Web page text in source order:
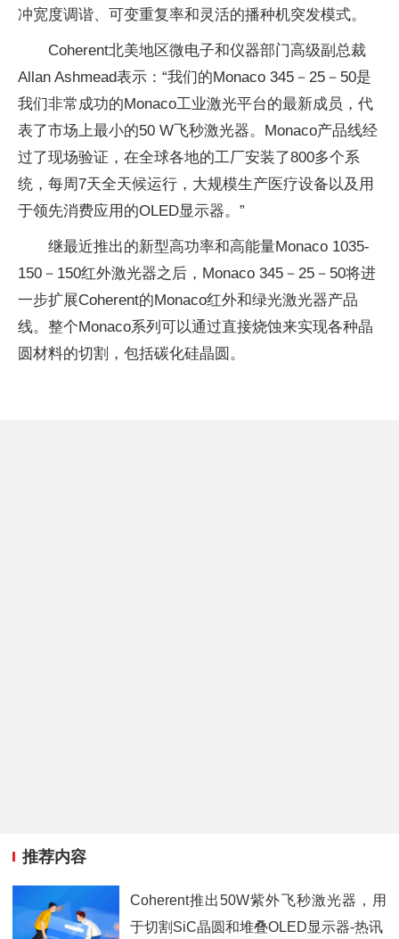
冲宽度调谐、可变重复率和灵活的播种机突发模式。
Coherent北美地区微电子和仪器部门高级副总裁
Allan Ashmead表示：“我们的Monaco 345－25－50是
我们非常成功的Monaco工业激光平台的最新成员，代
表了市场上最小的50 W飞秒激光器。Monaco产品线经
过了现场验证，在全球各地的工厂安装了800多个系
统，每周7天全天候运行，大规模生产医疗设备以及用
于领先消费应用的OLED显示器。”
继最近推出的新型高功率和高能量Monaco 1035-
150－150红外激光器之后，Monaco 345－25－50将进
一步扩展Coherent的Monaco红外和绿光激光器产品
线。整个Monaco系列可以通过直接烧蚀来实现各种晶
圆材料的切割，包括碳化硅晶圆。
推荐内容
Coherent推出50W紫外飞秒激光器，用
于切割SiC晶圆和堆叠OLED显示器-热讯